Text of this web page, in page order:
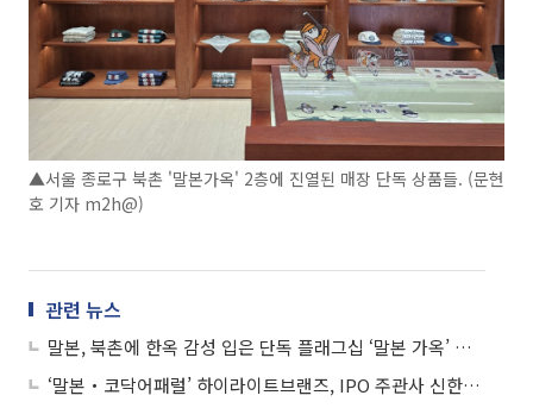
▲서울 종로구 북촌 '말본가옥' 2층에 진열된 매장 단독 상품들. (문현
호 기자 m2h@)
관련 뉴스
말본, 북촌에 한옥 감성 입은 단독 플래그십 ‘말본 가옥’ 오픈
‘말본‧코닥어패럴’ 하이라이트브랜즈, IPO 주관사 신한투자증권 선정